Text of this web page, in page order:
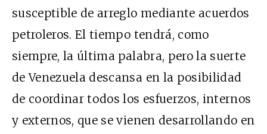
susceptible de arreglo mediante acuerdos
petroleros. El tiempo tendrá, como
siempre, la última palabra, pero la suerte
de Venezuela descansa en la posibilidad
de coordinar todos los esfuerzos, internos
y externos, que se vienen desarrollando en